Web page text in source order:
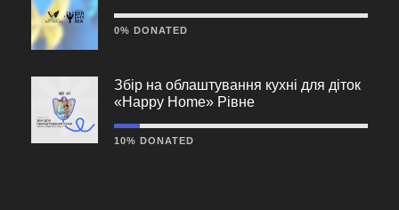
0% DONATED
Збір на облаштування кухні для діток
«Happy Home» Рівне
10% DONATED